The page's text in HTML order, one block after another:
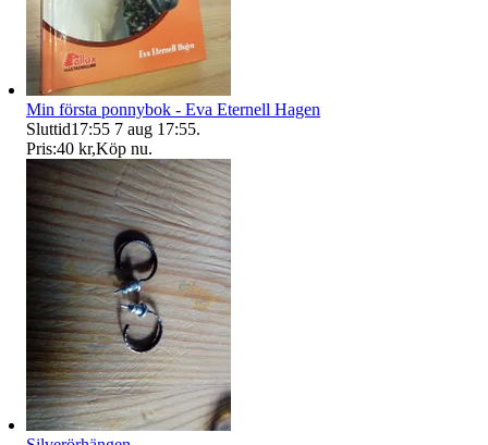
Min första ponnybok - Eva Eternell Hagen
Sluttid17:55 7 aug 17:55.
Pris:40 kr,Köp nu.